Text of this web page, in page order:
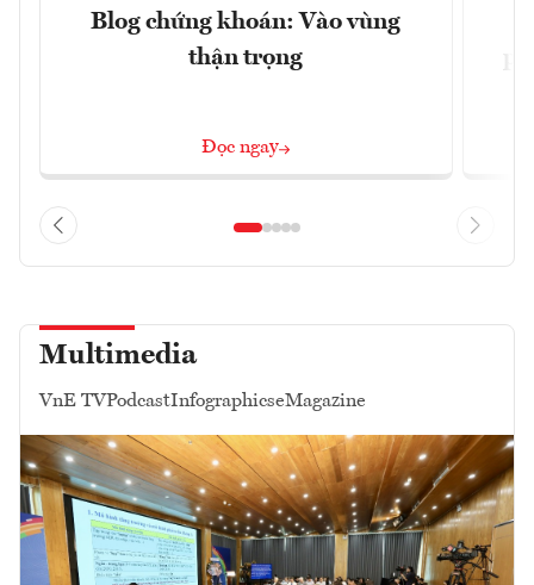
Blog chứng khoán: Vào vùng
thận trọng
Đọc ngay
Multimedia
VnE TVPodcastInfographicseMagazine